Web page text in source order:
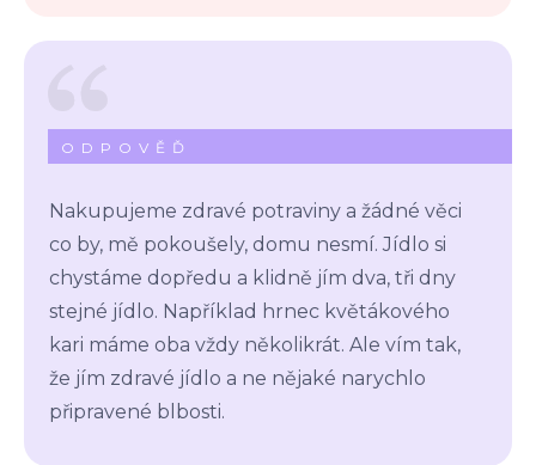
ODPOVĚĎ
Nakupujeme zdravé potraviny a žádné věci
co by, mě pokoušely, domu nesmí. Jídlo si
chystáme dopředu a klidně jím dva, tři dny
stejné jídlo. Například hrnec květákového
kari máme oba vždy několikrát. Ale vím tak,
že jím zdravé jídlo a ne nějaké narychlo
připravené blbosti.